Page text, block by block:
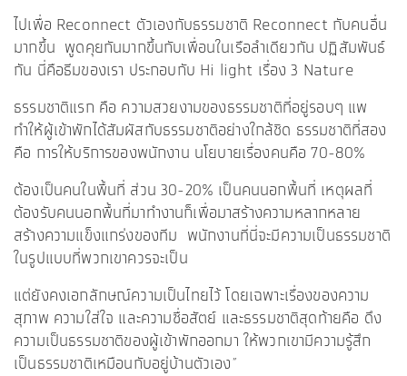
ไปเพื่อ Reconnect ตัวเองกับธรรมชาติ Reconnect กับคนอื่น
มากขึ้น พูดคุยกันมากขึ้นกับเพื่อนในเรือลำเดียวกัน ปฏิสัมพันธ์
กัน นี่คือธีมของเรา ประกอบกับ Hi light เรื่อง 3 Nature
ธรรมชาติแรก คือ ความสวยงามของธรรมชาติที่อยู่รอบๆ แพ
ทำให้ผู้เข้าพักได้สัมผัสกับธรรมชาติอย่างใกล้ชิด ธรรมชาติที่สอง
คือ การให้บริการของพนักงาน นโยบายเรื่องคนคือ 70-80%
ต้องเป็นคนในพื้นที่ ส่วน 30-20% เป็นคนนอกพื้นที่ เหตุผลที่
ต้องรับคนนอกพื้นที่มาทำงานก็เพื่อมาสร้างความหลากหลาย
สร้างความแข็งแกร่งของทีม พนักงานที่นี่จะมีความเป็นธรรมชาติ
ในรูปแบบที่พวกเขาควรจะเป็น
แต่ยังคงเอกลักษณ์ความเป็นไทยไว้ โดยเฉพาะเรื่องของความ
สุภาพ ความใส่ใจ และความซื่อสัตย์ และธรรมชาติสุดท้ายคือ ดึง
ความเป็นธรรมชาติของผู้เข้าพักออกมา ให้พวกเขามีความรู้สึก
เป็นธรรมชาติเหมือนกับอยู่บ้านตัวเอง”